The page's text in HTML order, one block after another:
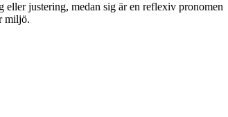
eller justering, medan sig är en reflexiv pronomen
miljö.